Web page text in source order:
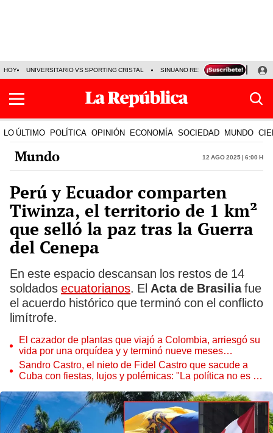
HOY UNIVERSITARIO VS SPORTING CRISTAL SINUANO RESULTADOS HOY
LO ÚLTIMO POLÍTICA OPINIÓN ECONOMÍA SOCIEDAD MUNDO
Mundo 12 Ago 2025 | 6:00 h
Perú y Ecuador comparten
Tiwinza, el territorio de 1 km²
que selló la paz tras la Guerra
del Cenepa
En este espacio descansan los restos de 14
soldados ecuatorianos. El Acta de Brasiliafue
el acuerdo histórico que terminó con el conflicto
limítrofe.
El cazador de plantas que viajó a Colombia, arriesgó su
vida por una orquídea y y terminó nueve meses
secuestrado
Sandro Castro, el nieto de Fidel Castro que sacude a
Cuba con fiestas, lujos y polémicas: "La política no es lo